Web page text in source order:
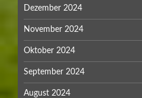
Dezember 2024
November 2024
Oktober 2024
September 2024
August 2024